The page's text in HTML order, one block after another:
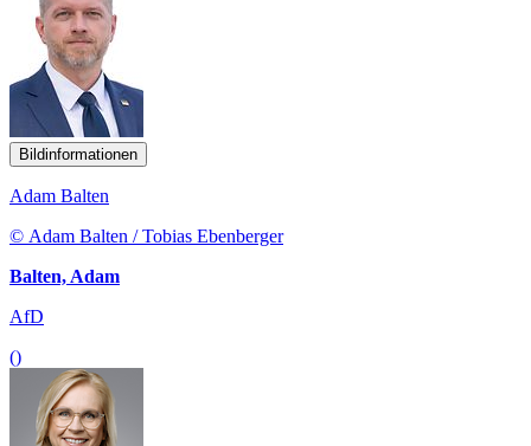
Bildinformationen
Adam Balten
© Adam Balten / Tobias Ebenberger
Balten, Adam
AfD
()